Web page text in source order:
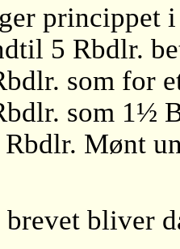
princippet
5 Rbdlr.
som for
som 1½
Mønt
bliver